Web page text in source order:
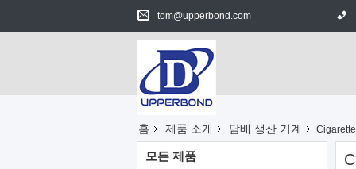
tom@upperbond.com
홈 제품 소개 담배 생산 기계
모든 제품